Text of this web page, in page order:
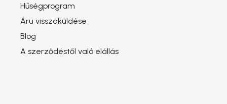
Hűségprogram
Áru visszaküldése
Blog
A szerződéstől való elállás